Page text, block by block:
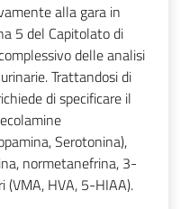
alla gara in
5 del Capitolato di
delle analisi
Trattandosi di
di specificare il
Serotonina),
normetanefrina, 3-
(VMA, HVA, 5-HIAA).